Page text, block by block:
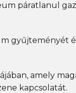
páratlanul
gyűjteményét
amely
kapcsolatát.